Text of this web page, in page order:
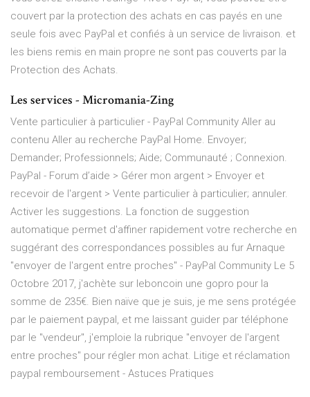
couvert par la protection des achats en cas payés en une
seule fois avec PayPal et confiés à un service de livraison. et
les biens remis en main propre ne sont pas couverts par la
Protection des Achats.
Les services - Micromania-Zing
Vente particulier à particulier - PayPal Community Aller au
contenu Aller au recherche PayPal Home. Envoyer;
Demander; Professionnels; Aide; Communauté ; Connexion.
PayPal - Forum d’aide > Gérer mon argent > Envoyer et
recevoir de l'argent > Vente particulier à particulier; annuler.
Activer les suggestions. La fonction de suggestion
automatique permet d'affiner rapidement votre recherche en
suggérant des correspondances possibles au fur Arnaque
"envoyer de l'argent entre proches" - PayPal Community Le 5
Octobre 2017, j'achète sur leboncoin une gopro pour la
somme de 235€. Bien naïve que je suis, je me sens protégée
par le paiement paypal, et me laissant guider par téléphone
par le "vendeur", j'emploie la rubrique "envoyer de l'argent
entre proches" pour régler mon achat. Litige et réclamation
paypal remboursement - Astuces Pratiques